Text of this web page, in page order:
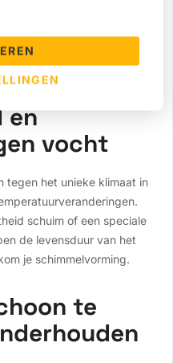
aan de vorm van je
meestal een betere
om op te slapen.
en
vocht
tegen het unieke klimaat in
schuim of een speciale
de levensduur van het
je schimmelvorming.
te